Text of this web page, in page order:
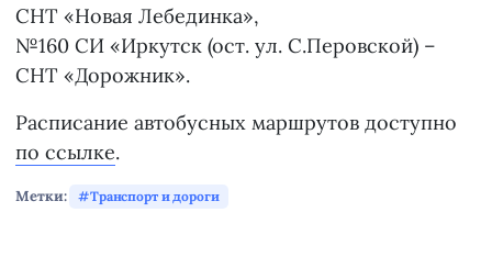
СНТ «Новая Лебединка»,
№160 СИ «Иркутск (ост. ул. С.Перовской) –
СНТ «Дорожник».
Расписание автобусных маршрутов доступно
по ссылке.
Метки: Транспорт и дороги